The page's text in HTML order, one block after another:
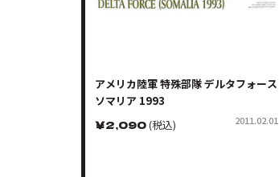
アメリカ陸軍 特殊部隊 デルタフォース
ソマリア 1993
￥2,090(税込) 2011.02.01